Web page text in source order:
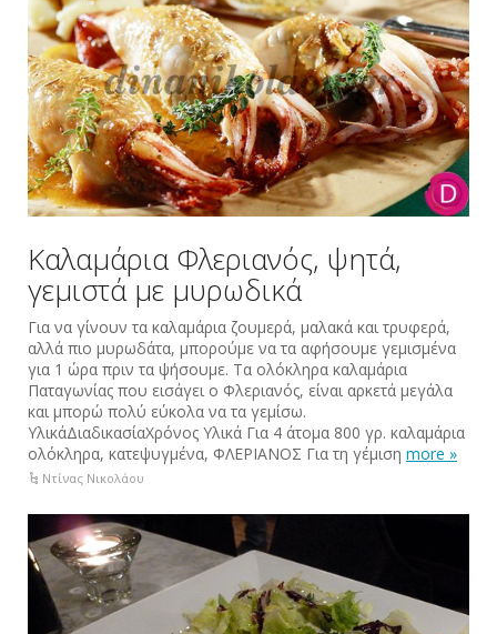
Καλαμάρια Φλεριανός, ψητά,
γεμιστά με μυρωδικά
Για να γίνουν τα καλαμάρια ζουμερά, μαλακά και τρυφερά,
αλλά πιο μυρωδάτα, μπορούμε να τα αφήσουμε γεμισμένα
για 1 ώρα πριν τα ψήσουμε. Τα ολόκληρα καλαμάρια
Παταγωνίας που εισάγει ο Φλεριανός, είναι αρκετά μεγάλα
και μπορώ πολύ εύκολα να τα γεμίσω.
ΥλικάΔιαδικασίαΧρόνος Υλικά Για 4 άτομα 800 γρ. καλαμάρια
ολόκληρα, κατεψυγμένα, ΦΛΕΡΙΑΝΟΣ Για τη γέμιση more »
Ντίνας Νικολάου